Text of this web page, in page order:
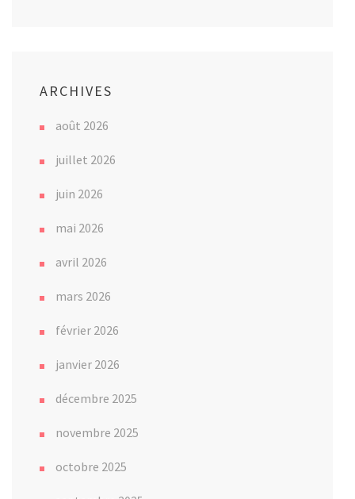
ARCHIVES
août 2026
juillet 2026
juin 2026
mai 2026
avril 2026
mars 2026
février 2026
janvier 2026
décembre 2025
novembre 2025
octobre 2025